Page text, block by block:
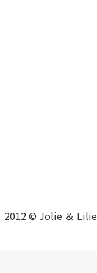
2012 © Jolie ＆